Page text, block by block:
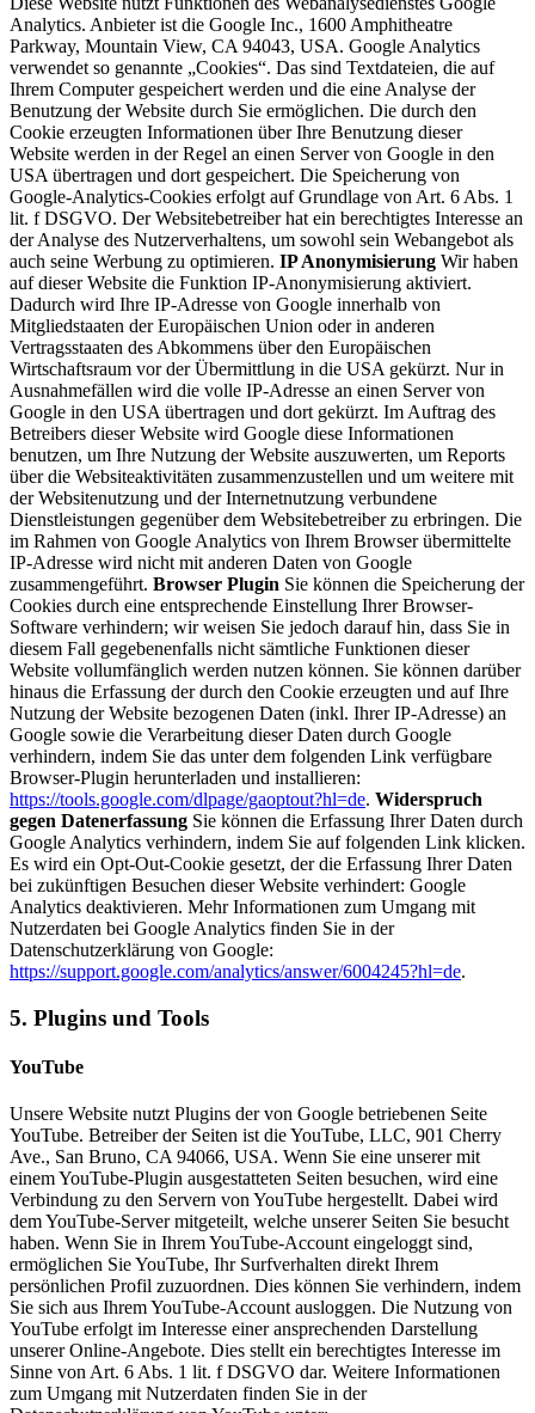
Analytics. Anbieter ist die Google Inc., 1600 Amphitheatre
Parkway, Mountain View, CA 94043, USA. Google Analytics
verwendet so genannte „Cookies“. Das sind Textdateien, die auf
Ihrem Computer gespeichert werden und die eine Analyse der
Benutzung der Website durch Sie ermöglichen. Die durch den
Cookie erzeugten Informationen über Ihre Benutzung dieser
Website werden in der Regel an einen Server von Google in den
USA übertragen und dort gespeichert. Die Speicherung von
Google-Analytics-Cookies erfolgt auf Grundlage von Art. 6 Abs. 1
lit. f DSGVO. Der Websitebetreiber hat ein berechtigtes Interesse an
der Analyse des Nutzerverhaltens, um sowohl sein Webangebot als
auch seine Werbung zu optimieren. IP Anonymisierung Wir haben
auf dieser Website die Funktion IP-Anonymisierung aktiviert.
Dadurch wird Ihre IP-Adresse von Google innerhalb von
Mitgliedstaaten der Europäischen Union oder in anderen
Vertragsstaaten des Abkommens über den Europäischen
Wirtschaftsraum vor der Übermittlung in die USA gekürzt. Nur in
Ausnahmefällen wird die volle IP-Adresse an einen Server von
Google in den USA übertragen und dort gekürzt. Im Auftrag des
Betreibers dieser Website wird Google diese Informationen
benutzen, um Ihre Nutzung der Website auszuwerten, um Reports
über die Websiteaktivitäten zusammenzustellen und um weitere mit
der Websitenutzung und der Internetnutzung verbundene
Dienstleistungen gegenüber dem Websitebetreiber zu erbringen. Die
im Rahmen von Google Analytics von Ihrem Browser übermittelte
IP-Adresse wird nicht mit anderen Daten von Google
zusammengeführt. Browser Plugin Sie können die Speicherung der
Cookies durch eine entsprechende Einstellung Ihrer Browser-
Software verhindern; wir weisen Sie jedoch darauf hin, dass Sie in
diesem Fall gegebenenfalls nicht sämtliche Funktionen dieser
Website vollumfänglich werden nutzen können. Sie können darüber
hinaus die Erfassung der durch den Cookie erzeugten und auf Ihre
Nutzung der Website bezogenen Daten (inkl. Ihrer IP-Adresse) an
Google sowie die Verarbeitung dieser Daten durch Google
verhindern, indem Sie das unter dem folgenden Link verfügbare
Browser-Plugin herunterladen und installieren:
https://tools.google.com/dlpage/gaoptout?hl=de. Widerspruch
gegen Datenerfassung Sie können die Erfassung Ihrer Daten durch
Google Analytics verhindern, indem Sie auf folgenden Link klicken.
Es wird ein Opt-Out-Cookie gesetzt, der die Erfassung Ihrer Daten
bei zukünftigen Besuchen dieser Website verhindert: Google
Analytics deaktivieren. Mehr Informationen zum Umgang mit
Nutzerdaten bei Google Analytics finden Sie in der
Datenschutzerklärung von Google:
https://support.google.com/analytics/answer/6004245?hl=de.
5. Plugins und Tools
YouTube
Unsere Website nutzt Plugins der von Google betriebenen Seite
YouTube. Betreiber der Seiten ist die YouTube, LLC, 901 Cherry
Ave., San Bruno, CA 94066, USA. Wenn Sie eine unserer mit
einem YouTube-Plugin ausgestatteten Seiten besuchen, wird eine
Verbindung zu den Servern von YouTube hergestellt. Dabei wird
dem YouTube-Server mitgeteilt, welche unserer Seiten Sie besucht
haben. Wenn Sie in Ihrem YouTube-Account eingeloggt sind,
ermöglichen Sie YouTube, Ihr Surfverhalten direkt Ihrem
persönlichen Profil zuzuordnen. Dies können Sie verhindern, indem
Sie sich aus Ihrem YouTube-Account ausloggen. Die Nutzung von
YouTube erfolgt im Interesse einer ansprechenden Darstellung
unserer Online-Angebote. Dies stellt ein berechtigtes Interesse im
Sinne von Art. 6 Abs. 1 lit. f DSGVO dar. Weitere Informationen
zum Umgang mit Nutzerdaten finden Sie in der